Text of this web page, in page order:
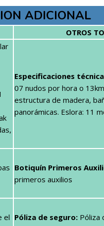
ADICIONAL
OTROS
Especificaciones
07 nudos por hora o
estructura de madera,
panorámicas. Eslora: 11
Botiquín Primeros
primeros auxilios
el Póliza de seguro: Póliza